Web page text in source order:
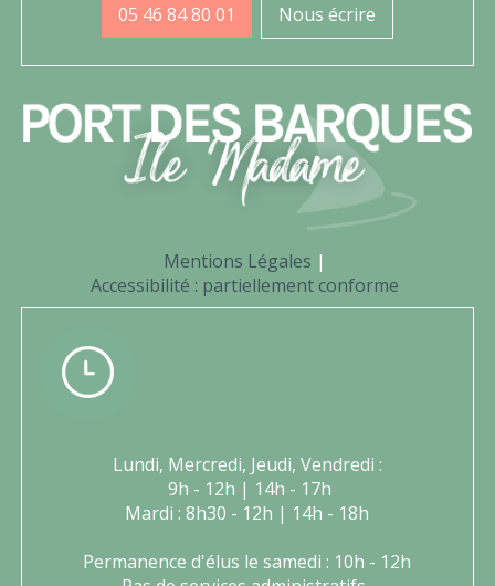
05 46 84 80 01 Nous écrire
Mentions Légales
Accessibilité : partiellement conforme
Lundi, Mercredi, Jeudi, Vendredi :
9h - 12h | 14h - 17h
Mardi : 8h30 - 12h | 14h - 18h
Permanence d'élus le samedi : 10h - 12h